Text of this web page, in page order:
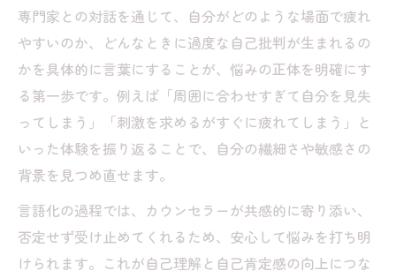
専門家との対話を通じて、自分がどのような場面で疲れ
やすいのか、どんなときに過度な自己批判が生まれるの
かを具体的に言葉にすることが、悩みの正体を明確にす
る第一歩です。例えば「周囲に合わせすぎて自分を見失
ってしまう」「刺激を求めるがすぐに疲れてしまう」と
いった体験を振り返ることで、自分の繊細さや敏感さの
背景を見つめ直せます。
言語化の過程では、カウンセラーが共感的に寄り添い、
否定せず受け止めてくれるため、安心して悩みを打ち明
けられます。これが自己理解と自己肯定感の向上につな